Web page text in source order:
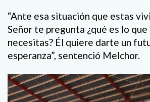
“Ante esa situación que estas
Señor te pregunta ¿qué es lo que
necesitas? Él quiere darte un
esperanza”, sentenció Melchor.